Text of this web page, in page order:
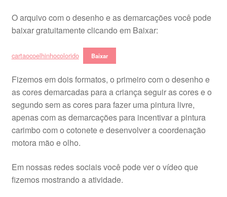
O arquivo com o desenho e as demarcações você pode
baixar gratuitamente clicando em Baixar:
cartaocoelhinhocolorido Baixar
Fizemos em dois formatos, o primeiro com o desenho e
as cores demarcadas para a criança seguir as cores e o
segundo sem as cores para fazer uma pintura livre,
apenas com as demarcações para incentivar a pintura
carimbo com o cotonete e desenvolver a coordenação
motora mão e olho.
Em nossas redes sociais você pode ver o vídeo que
fizemos mostrando a atividade.